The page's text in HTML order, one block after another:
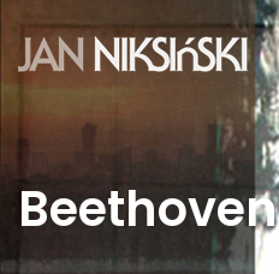
Beethoven